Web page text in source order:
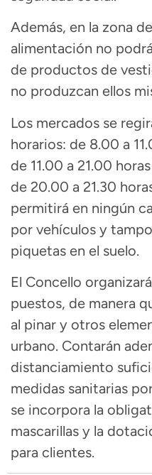
Además, en la zona
alimentación no
de productos de
no produzcan ellos
Los mercados se
horarios: de 8.00 a
de 11.00 a 21.00
de 20.00 a 21.30
permitirá en ningún
por vehículos y
piquetas en el suelo.
El Concello
puestos, de manera
al pinar y otros
urbano. Contarán
distanciamiento
medidas sanitarias
se incorpora la
mascarillas y la
para clientes.